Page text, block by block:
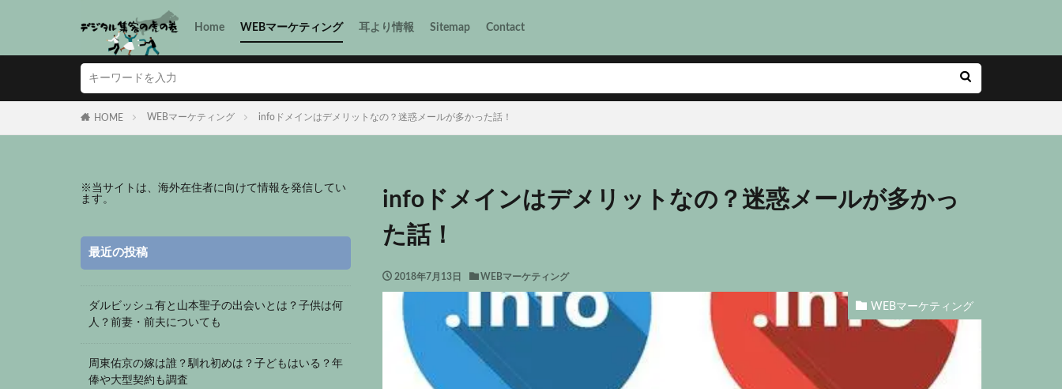
Home WEBマーケティング 耳より情報 Sitemap Contact
HOME WEBマーケティング infoドメインはデメリットなの？迷惑メールが多かった話！
infoドメインはデメリットなの？迷惑メールが多かっ
た話！
2018年7月13日 WEBマーケティング
WEBマーケティング
※ 当サイトは、海外在住者に向けて情報を発信してい
ます。
最近の投稿
ダルビッシュ有と山本聖子の出会いとは？子供は何
人？前妻・前夫についても
周東佑京の嫁は誰？馴れ初めは？子どもはいる？年
俸や大型契約も調査